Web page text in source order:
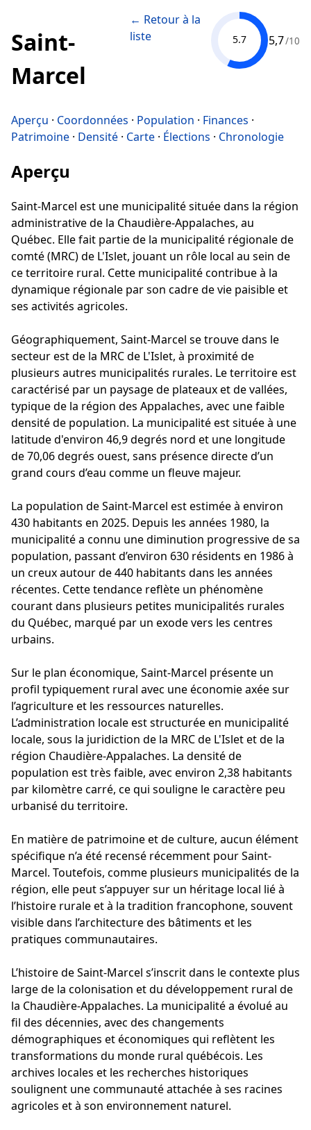
Saint-
Marcel
← Retour à la
liste
5.7 5,7/10
Aperçu · Coordonnées · Population · Finances ·
Patrimoine · Densité · Carte · Élections · Chronologie
Aperçu
Saint-Marcel est une municipalité située dans la région
administrative de la Chaudière-Appalaches, au
Québec. Elle fait partie de la municipalité régionale de
comté (MRC) de L'Islet, jouant un rôle local au sein de
ce territoire rural. Cette municipalité contribue à la
dynamique régionale par son cadre de vie paisible et
ses activités agricoles.
Géographiquement, Saint-Marcel se trouve dans le
secteur est de la MRC de L'Islet, à proximité de
plusieurs autres municipalités rurales. Le territoire est
caractérisé par un paysage de plateaux et de vallées,
typique de la région des Appalaches, avec une faible
densité de population. La municipalité est située à une
latitude d'environ 46,9 degrés nord et une longitude
de 70,06 degrés ouest, sans présence directe d’un
grand cours d’eau comme un fleuve majeur.
La population de Saint-Marcel est estimée à environ
430 habitants en 2025. Depuis les années 1980, la
municipalité a connu une diminution progressive de sa
population, passant d’environ 630 résidents en 1986 à
un creux autour de 440 habitants dans les années
récentes. Cette tendance reflète un phénomène
courant dans plusieurs petites municipalités rurales
du Québec, marqué par un exode vers les centres
urbains.
Sur le plan économique, Saint-Marcel présente un
profil typiquement rural avec une économie axée sur
l’agriculture et les ressources naturelles.
L’administration locale est structurée en municipalité
locale, sous la juridiction de la MRC de L'Islet et de la
région Chaudière-Appalaches. La densité de
population est très faible, avec environ 2,38 habitants
par kilomètre carré, ce qui souligne le caractère peu
urbanisé du territoire.
En matière de patrimoine et de culture, aucun élément
spécifique n’a été recensé récemment pour Saint-
Marcel. Toutefois, comme plusieurs municipalités de la
région, elle peut s’appuyer sur un héritage local lié à
l’histoire rurale et à la tradition francophone, souvent
visible dans l’architecture des bâtiments et les
pratiques communautaires.
L’histoire de Saint-Marcel s’inscrit dans le contexte plus
large de la colonisation et du développement rural de
la Chaudière-Appalaches. La municipalité a évolué au
fil des décennies, avec des changements
démographiques et économiques qui reflètent les
transformations du monde rural québécois. Les
archives locales et les recherches historiques
soulignent une communauté attachée à ses racines
agricoles et à son environnement naturel.